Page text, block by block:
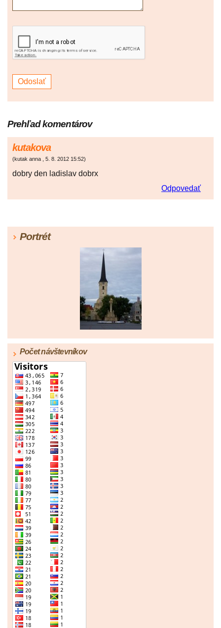
Prehľad komentárov
kutakova
(kutak anna , 5. 8. 2012 15:52)
dobry den ladislav dobrx
Odpovedať
Portrét
Počet návštevníkov